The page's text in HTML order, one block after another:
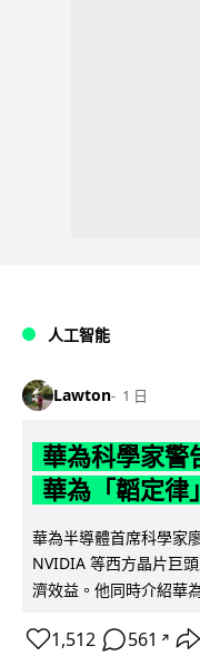
人工智能
Lawton 1 日
華為科學家警
華為「韜定律
華為半導體首席科學家
NVIDIA 等西方晶片巨
濟效益。他同時介紹華
1,512 561 ↗